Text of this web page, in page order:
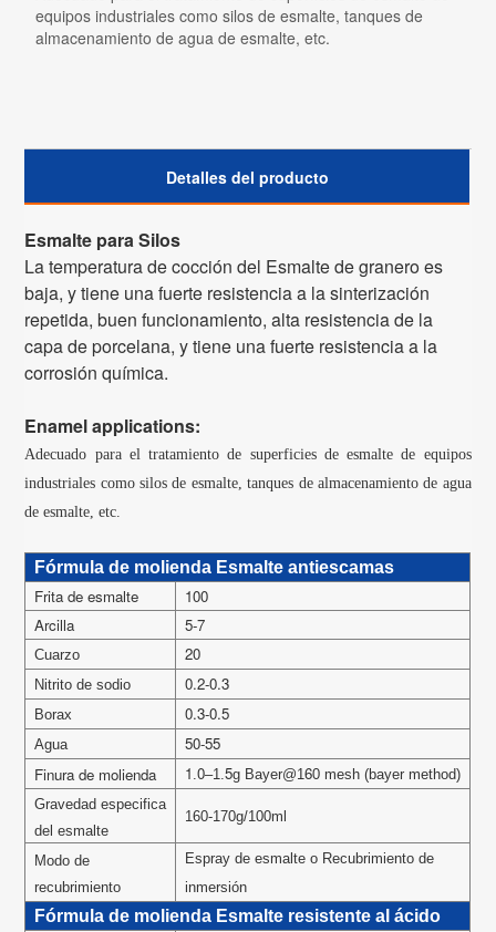
equipos industriales como silos de esmalte, tanques de
almacenamiento de agua de esmalte, etc.
Detalles del producto
Esmalte para Silos
La temperatura de cocción del Esmalte de granero es
baja, y tiene una fuerte resistencia a la sinterización
repetida, buen funcionamiento, alta resistencia de la
capa de porcelana, y tiene una fuerte resistencia a la
corrosión química.
Enamel applications:
Adecuado para el tratamiento de superficies de esmalte de equipos
industriales como silos de esmalte, tanques de almacenamiento de agua
de esmalte, etc.
Fórmula de molienda Esmalte antiescamas
Frita de esmalte
100
Arcilla
5-7
Cuarzo 20
Nitrito de sodio 0.2-0.3
Borax 0.3-0.5
Agua
50-55
Finura de molienda
1 0–1. 5g Bayer@160 mesh (bayer method)
Gravedad especifica
del esmalte
160-170g/100ml
Modo de
recubrimiento
Espray de esmalte o Recubrimiento de
inmersión
Fórmula de molienda Esmalte resistente al ácido